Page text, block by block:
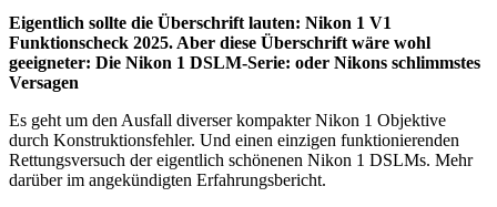
Eigentlich sollte die Überschrift lauten: Nikon 1 V1
Funktionscheck 2025. Aber diese Überschrift wäre wohl
geeigneter: Die Nikon 1 DSLM-Serie: oder Nikons schlimmstes
Versagen
Es geht um den Ausfall diverser kompakter Nikon 1 Objektive
durch Konstruktionsfehler. Und einen einzigen funktionierenden
Rettungsversuch der eigentlich schönenen Nikon 1 DSLMs. Mehr
darüber im angekündigten Erfahrungsbericht.